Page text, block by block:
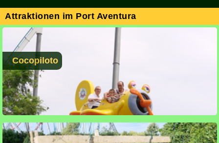
Attraktionen im Port Aventura
Cocopiloto